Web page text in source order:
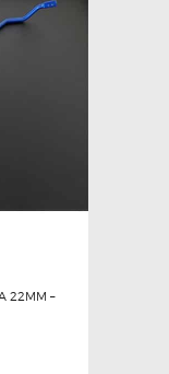
22MM –